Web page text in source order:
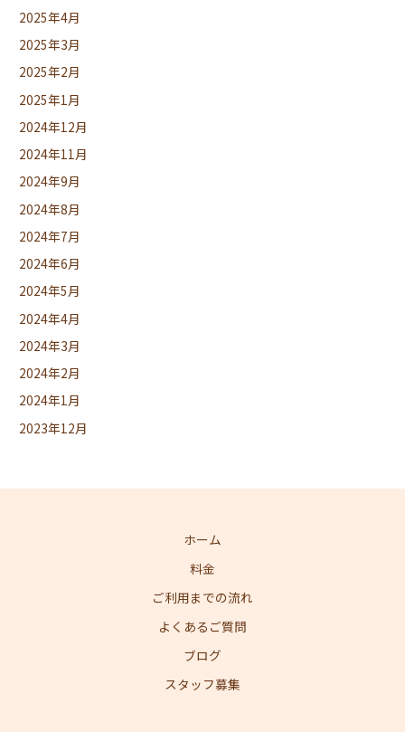
2025年4月
2025年3月
2025年2月
2025年1月
2024年12月
2024年11月
2024年9月
2024年8月
2024年7月
2024年6月
2024年5月
2024年4月
2024年3月
2024年2月
2024年1月
2023年12月
ホーム
料金
ご利用までの流れ
よくあるご質問
ブログ
スタッフ募集